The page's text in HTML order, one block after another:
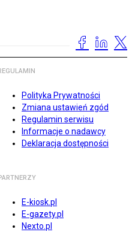
Polityka Prywatności
Zmiana ustawień zgód
Regulamin serwisu
Informacje o nadawcy
Deklaracja dostępności
E-kiosk.pl
E-gazety.pl
Nexto.pl